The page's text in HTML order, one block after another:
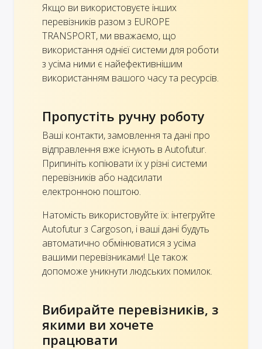
Якщо ви використовуєте інших
перевізників разом з EUROPE
TRANSPORT, ми вважаємо, що
використання однієї системи для роботи
з усіма ними є найефективнішим
використанням вашого часу та ресурсів.
Пропустіть ручну роботу
Ваші контакти, замовлення та дані про
відправлення вже існують в Autofutur.
Припиніть копіювати їх у різні системи
перевізників або надсилати
електронною поштою.
Натомість використовуйте їх: інтегруйте
Autofutur з Cargoson, і ваші дані будуть
автоматично обмінюватися з усіма
вашими перевізниками! Це також
допоможе уникнути людських помилок.
Вибирайте перевізників, з
якими ви хочете
працювати